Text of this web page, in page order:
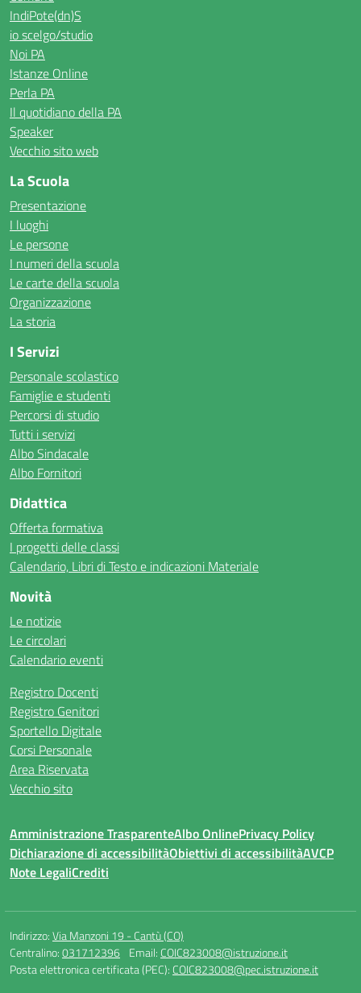
IndiPote(dn)S
io scelgo/studio
Noi PA
Istanze Online
Perla PA
Il quotidiano della PA
Speaker
Vecchio sito web
La Scuola
Presentazione
I luoghi
Le persone
I numeri della scuola
Le carte della scuola
Organizzazione
La storia
I Servizi
Personale scolastico
Famiglie e studenti
Percorsi di studio
Tutti i servizi
Albo Sindacale
Albo Fornitori
Didattica
Offerta formativa
I progetti delle classi
Calendario, Libri di Testo e indicazioni Materiale
Novità
Le notizie
Le circolari
Calendario eventi
Registro Docenti
Registro Genitori
Sportello Digitale
Corsi Personale
Area Riservata
Vecchio sito
Amministrazione TrasparenteAlbo OnlinePrivacy Policy
Dichiarazione di accessibilitàObiettivi di accessibilitàAVCP
Note LegaliCrediti
Indirizzo:Via Manzoni 19 - Cantù (CO)
Centralino:031712396 Email: COIC823008@istruzione.it
Posta elettronica certificata (PEC): COIC823008@pec.istruzione.it